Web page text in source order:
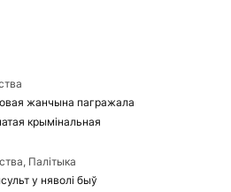
жанчына пагражала
крымінальная
Палітыка
у няволі быў